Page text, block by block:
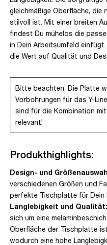
gleichmäßige Oberfläche,
stilvoll ist. Mit einer breiten
findest Du mühelos die
in Dein Arbeitsumfeld
die Wert auf Qualität und
Bitte beachten: Die Platte
Vorbohrungen für das Y-
sind für die Kombination
relevant!
Produkthighlights:
Design- und
verschiedenen Größen und
perfekte Tischplatte für Dein
Langlebigkeit und Qualität:
sich um eine
Oberfläche der Tischplatte
wodurch eine hohe